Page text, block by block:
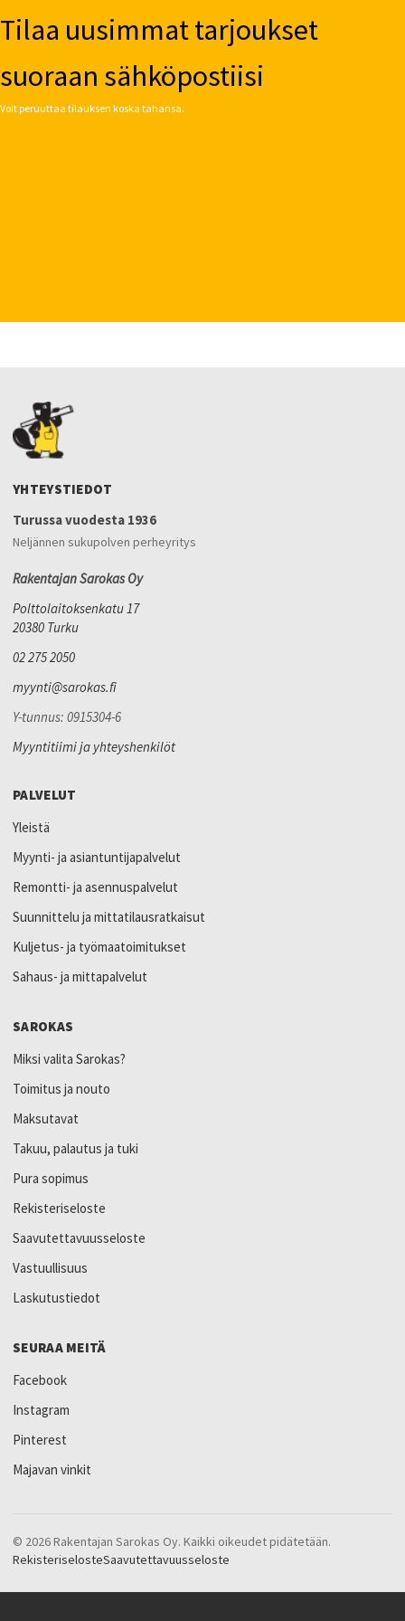
Tilaa uusimmat tarjoukset
suoraan sähköpostiisi
Voit peruuttaa tilauksen koska tahansa.
YHTEYSTIEDOT
Turussa vuodesta 1936
Neljännen sukupolven perheyritys
Rakentajan Sarokas Oy
Polttolaitoksenkatu 17
20380 Turku
02 275 2050
myynti@sarokas.fi
Y-tunnus: 0915304-6
Myyntitiimi ja yhteyshenkilöt
PALVELUT
Yleistä
Myynti- ja asiantuntijapalvelut
Remontti- ja asennuspalvelut
Suunnittelu ja mittatilausratkaisut
Kuljetus- ja työmaatoimitukset
Sahaus- ja mittapalvelut
SAROKAS
Miksi valita Sarokas?
Toimitus ja nouto
Maksutavat
Takuu, palautus ja tuki
Pura sopimus
Rekisteriseloste
Saavutettavuusseloste
Vastuullisuus
Laskutustiedot
SEURAA MEITÄ
Facebook
Instagram
Pinterest
Majavan vinkit
© 2026 Rakentajan Sarokas Oy. Kaikki oikeudet pidätetään.
RekisteriselosteSaavutettavuusseloste